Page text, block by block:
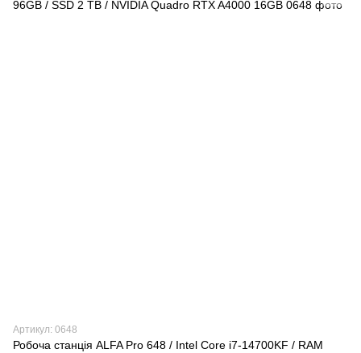
Артикул: 0648
Робоча станція ALFA Pro 648 / Intel Core i7-14700KF / RAM